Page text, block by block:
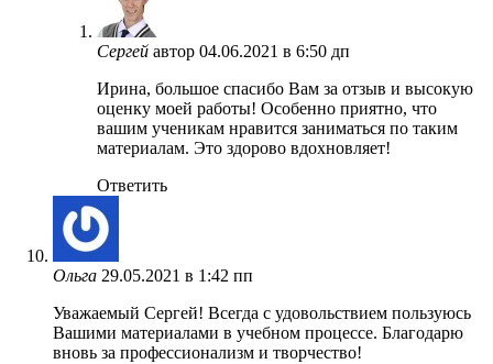
Сергей автор 04.06.2021 в 6:50 дп
Ирина, большое спасибо Вам за отзыв и высокую
оценку моей работы! Особенно приятно, что
вашим ученикам нравится заниматься по таким
материалам. Это здорово вдохновляет!
Ответить
Ольга 29.05.2021 в 1:42 пп
Уважаемый Сергей! Всегда с удовольствием пользуюсь
Вашими материалами в учебном процессе. Благодарю
вновь за профессионализм и творчество!